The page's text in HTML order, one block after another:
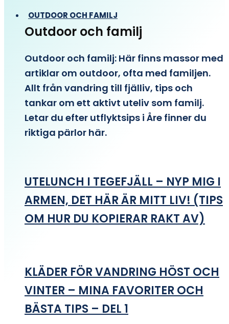
OUTDOOR OCH FAMILJ
Outdoor och familj
Outdoor och familj: Här finns massor med
artiklar om outdoor, ofta med familjen.
Allt från vandring till fjälliv, tips och
tankar om ett aktivt uteliv som familj.
Letar du efter utflyktsips i Åre finner du
riktiga pärlor här.
UTELUNCH I TEGEFJÄLL – NYP MIG I
ARMEN, DET HÄR ÄR MITT LIV! (TIPS
OM HUR DU KOPIERAR RAKT AV)
KLÄDER FÖR VANDRING HÖST OCH
VINTER – MINA FAVORITER OCH
BÄSTA TIPS – DEL 1